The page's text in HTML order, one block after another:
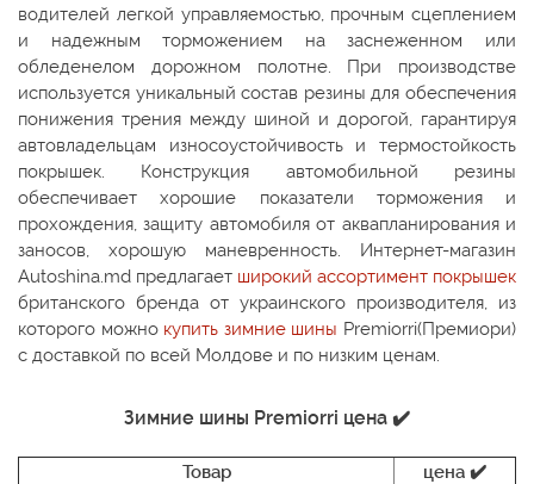
водителей легкой управляемостью, прочным сцеплением
и надежным торможением на заснеженном или
обледенелом дорожном полотне. При производстве
используется уникальный состав резины для обеспечения
понижения трения между шиной и дорогой, гарантируя
автовладельцам износоустойчивость и термостойкость
покрышек. Конструкция автомобильной резины
обеспечивает хорошие показатели торможения и
прохождения, защиту автомобиля от аквапланирования и
заносов, хорошую маневренность. Интернет-магазин
Autoshina.md предлагает широкий ассортимент покрышек
британского бренда от украинского производителя, из
которого можно купить зимние шины Premiorri(Премиори)
с доставкой по всей Молдове и по низким ценам.
Зимние шины Premiorri цена ✔️
Товар
цена ✔️